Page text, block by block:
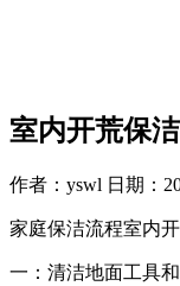
室内开荒保
作者：yswl 日期：
家庭保洁流程室内
一：清洁地面工具和